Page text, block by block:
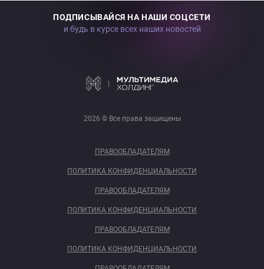
ПОДПИСЫВАЙСЯ НА НАШИ СОЦСЕТИ
и будь в курсе всех наших новостей
2026 © Все права защищены
ПРАВООБЛАДАТЕЛЯМ
ПОЛИТИКА КОНФИДЕНЦИАЛЬНОСТИ
ПРАВООБЛАДАТЕЛЯМ
ПОЛИТИКА КОНФИДЕНЦИАЛЬНОСТИ
ПРАВООБЛАДАТЕЛЯМ
ПОЛИТИКА КОНФИДЕНЦИАЛЬНОСТИ